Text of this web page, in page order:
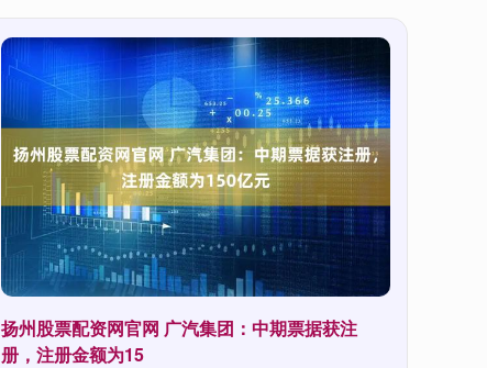
扬州股票配资网官网 广汽集团：中期票据获注
册，注册金额为15